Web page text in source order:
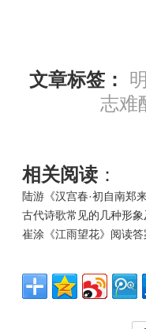
文章标签：
志难
相关阅读 ：
陆游《汉宫春·初自南郑
古代诗歌常见的几种形
崔涂《江雨望花》阅读答